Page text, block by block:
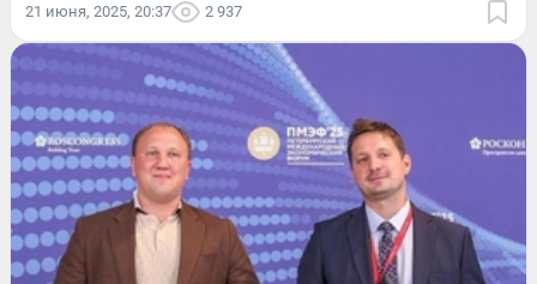
21 июня, 2025, 20:37 2 937